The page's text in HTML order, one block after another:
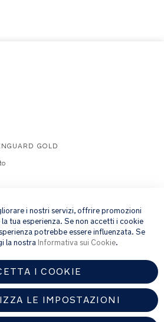
GOLD
ISCRIVITI
acconsenti a ricevere via e-mail la nostra
prodotti e offerte che potrebbero
dei dati personali, consulta la
.
i nostri servizi, offrire promozioni
tua esperienza. Se non accetti i cookie
potrebbe essere influenzata. Se
la nostra Informativa sui Cookie.
I COOKIE
LE IMPOSTAZIONI